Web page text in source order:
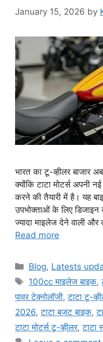
January 15, 2026 by
भारत का टू-व्हीलर बाजार
क्योंकि टाटा मोटर्स अपनी
करने की तैयारी में है। यह
उपभोक्ताओं के लिए
ज्यादा माइलेज देने वाली
Read more
Categories
Blog, Latests
Tags
100cc माइलेज बाइक,
पावर टेक्नोलॉजी,टाटा टू-
2026,टाटा बजट बाइक,
टाटा मोटर्स टू-व्हीलर,टाटा